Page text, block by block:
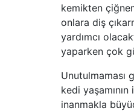
kemikten
onlara diş
yardımcı
yaparken çok
Unutulmaması
kedi
inanmakla